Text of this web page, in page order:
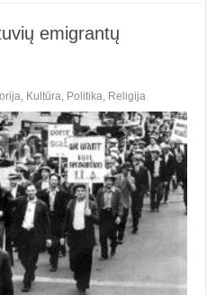
emigrantų
, Kultūra, Politika, Religija